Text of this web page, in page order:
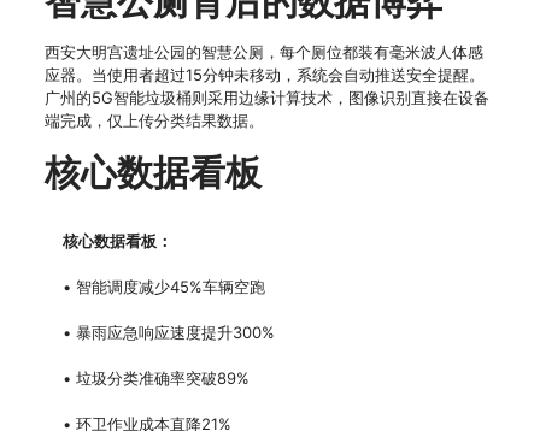
西安大明宫遗址公园的智慧公厕，每个厕位都装有毫米波人体感
应器。当使用者超过15分钟未移动，系统会自动推送安全提醒。
广州的5G智能垃圾桶则采用边缘计算技术，图像识别直接在设备
端完成，仅上传分类结果数据。
核心数据看板
核心数据看板：
• 智能调度减少45%车辆空跑
• 暴雨应急响应速度提升300%
• 垃圾分类准确率突破89%
• 环卫作业成本直降21%